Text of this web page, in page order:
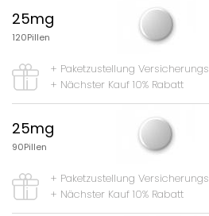
25mg
120Pillen
+ Paketzustellung Versicherungs
+ Nächster Kauf 10% Rabatt
25mg
90Pillen
+ Paketzustellung Versicherungs
+ Nächster Kauf 10% Rabatt